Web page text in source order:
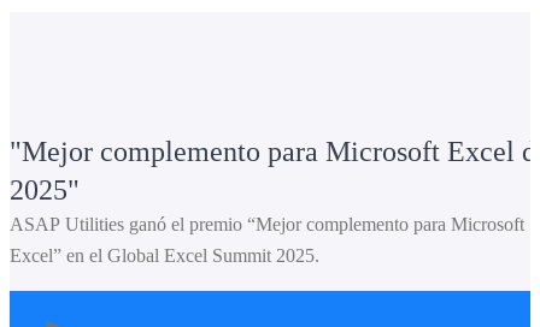
Mejor complemento para Microsoft Excel
2025
ASAP Utilities ganó el premio “Mejor complemento para Microsoft
Excel” en el Global Excel Summit 2025.